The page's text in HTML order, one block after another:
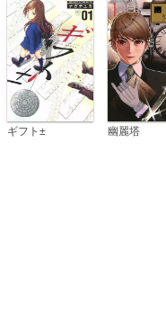
ギフト± 幽麗塔